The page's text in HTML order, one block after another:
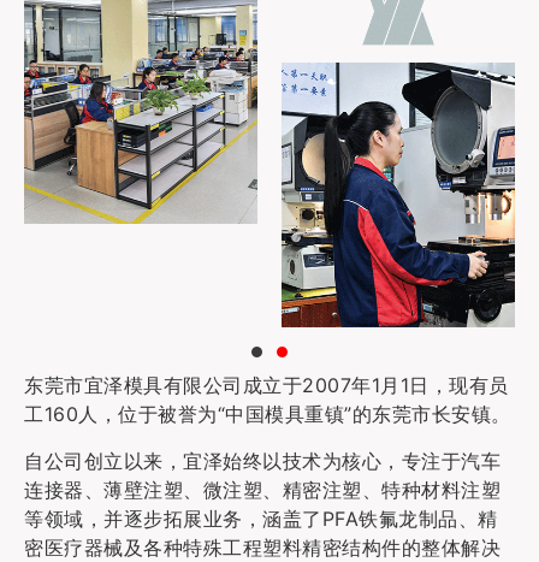
东莞市宜泽模具有限公司成立于2007年1月1日，现有员
工160人，位于被誉为“中国模具重镇”的东莞市长安镇。
自公司创立以来，宜泽始终以技术为核心，专注于汽车
连接器、薄壁注塑、微注塑、精密注塑、特种材料注塑
等领域，并逐步拓展业务，涵盖了PFA铁氟龙制品、精
密医疗器械及各种特殊工程塑料精密结构件的整体解决